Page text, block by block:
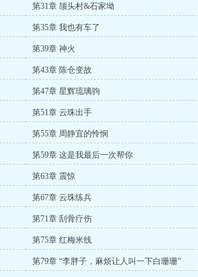
第31章 颉头村&石家坳
第35章 我也有车了
第39章 神火
第43章 陈仓变故
第47章 星辉琉璃驹
第51章 云珠出手
第55章 周静宜的怜悯
第59章 这是我最后一次帮你
第63章 震惊
第67章 云珠练兵
第71章 刮骨疗伤
第75章 红梅米线
第79章 “李胖子，麻烦让人叫一下白珊珊”